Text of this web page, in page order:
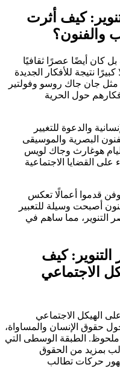
كيف أثرت
والفنون؟
كان أيضًا عصرًا ثقافيًا
نتيجة للأفكار الجديدة
مثل جان جاك روسو وفولتير
حول الحرية
والدعوة للتغيير
البصرية والموسيقى
ويليام هوغارث وجاك لويس
القضايا الاجتماعية
قدموا أعمالًا تعكس
أصبحت وسيلة للتعبير
التنوير، مما ساهم في
التنوير: كيف
الاجتماعي
الهيكل الاجتماعي
حقوق الإنسان والمساواة،
ملحوظ. الطبقة الوسطى التي
بمزيد من الحقوق
حركات تطالب